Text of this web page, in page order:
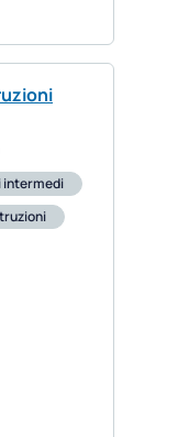
intermedi